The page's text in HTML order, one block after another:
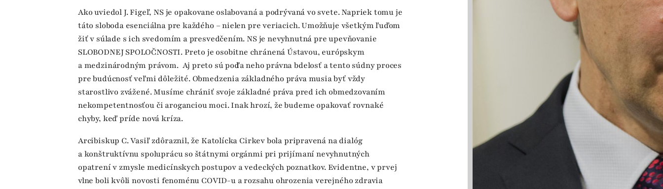
Ako uviedol J. Figeľ, NS je opakovane oslabovaná a podrývaná vo svete. Napriek tomu je
táto sloboda esenciálna pre každého – nielen pre veriacich. Umožňuje všetkým ľuďom
žiť v súlade s ich svedomím a presvedčením. NS je nevyhnutná pre upevňovanie
SLOBODNEJ SPOLOČNOSTI. Preto je osobitne chránená Ústavou, európskym
a medzinárodným právom. Aj preto sú podľa neho právna bdelosť a tento súdny proces
pre budúcnosť veľmi dôležité. Obmedzenia základného práva musia byť vždy
starostlivo zvážené. Musíme chrániť svoje základné práva pred ich obmedzovaním
nekompetentnosťou či aroganciou moci. Inak hrozí, že budeme opakovať rovnaké
chyby, keď príde nová kríza.
Arcibiskup C. Vasiľ zdôraznil, že Katolícka Cirkev bola pripravená na dialóg
a konštruktívnu spoluprácu so štátnymi orgánmi pri prijímaní nevyhnutných
opatrení v zmysle medicínskych postupov a vedeckých poznatkov. Evidentne, v prvej
vlne boli kvôli novosti fenoménu COVID-u a rozsahu ohrozenia verejného zdravia